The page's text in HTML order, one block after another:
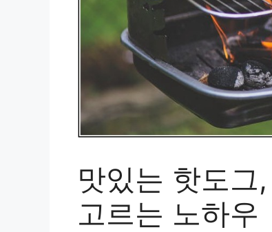
맛있는 핫도그
고르는 노하우